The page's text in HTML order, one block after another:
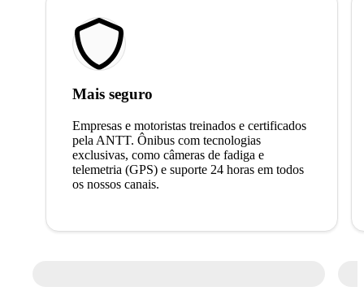
Mais seguro
Empresas e motoristas treinados e certificados
pela ANTT. Ônibus com tecnologias
exclusivas, como câmeras de fadiga e
telemetria (GPS) e suporte 24 horas em todos
os nossos canais.